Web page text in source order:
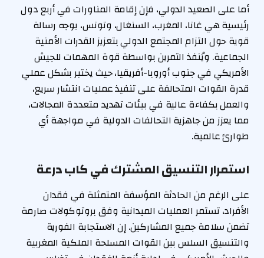
أما على الصعيد الدولي، فإن إقامة المناورات في أربع دول
رئيسية هي غانا، المغرب، السنغال، وتونس، يوجه رسالة
قوية حول التزام المجتمع الدولي بتعزيز القدرات الأمنية
الجماعية. ويُنفذ التمرين بواسطة قوة المهمات للجيش
الأمريكي في جنوب أوروبا-أفريقيا، حيث يختبر بشكل عملي
قدرة القوات المتحالفة على تنفيذ عمليات انتشار سريع،
والعمل بكفاءة عالية في بيئات تهديد متعددة المجالات،
مما يعزز من جاهزية التحالفات الدولية في مواجهة أي
طوارئ عالمية.
استمرار التنسيق المشترك في كاب درعة
على الرغم من الحادثة المؤسفة المتمثلة في فقدان
الأفراد، تستمر العمليات الميدانية وفق بروتوكولات صارمة
تضمن سلامة جميع المشاركين. إن الاستجابة الفورية
والتنسيق السلس بين القوات المسلحة الملكية المغربية